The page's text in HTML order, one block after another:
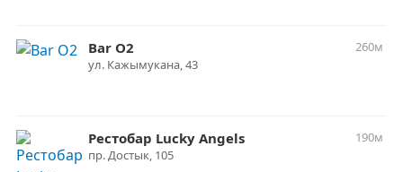
Bar O2
260м
ул. Кажымукана, 43
Рестобар Lucky Angels
190м
пр. Достык, 105